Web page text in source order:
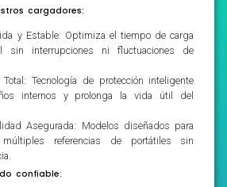
cargadores:
y Estable: Optimiza el tiempo de carga
sin interrupciones ni fluctuaciones de
Tecnología de protección inteligente
internos y prolonga la vida útil del
Asegurada: Modelos diseñados para
referencias de portátiles sin
confiable: